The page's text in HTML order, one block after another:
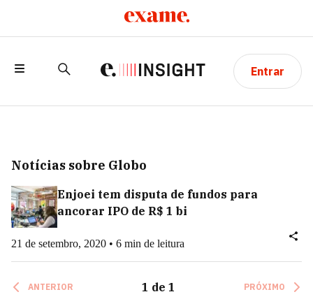
Entrar
Notícias sobre Globo
Enjoei tem disputa de fundos para
ancorar IPO de R$ 1 bi
21 de setembro, 2020 • 6 min de leitura
ANTERIOR 1 de 1 PRÓXIMO